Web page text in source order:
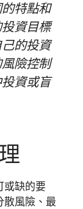
特點和
資目標
的投資
險控制
資或盲
或缺的要
散風險、最